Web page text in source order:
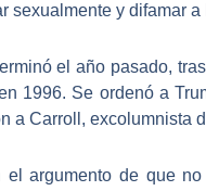
sexualmente y difamar a
el año pasado,
1996. Se ordenó a
a Carroll, excolumnista
el argumento de que